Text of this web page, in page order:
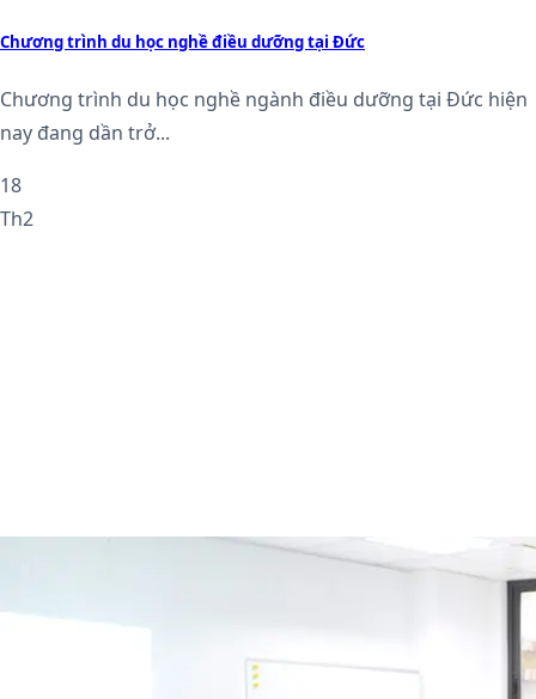
Chương trình du học nghề điều dưỡng tại Đức
Chương trình du học nghề ngành điều dưỡng tại Đức hiện
nay đang dần trở...
18
Th2